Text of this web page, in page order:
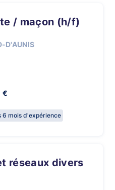
/ maçon (h/f)
D'AUNIS
€
6 mois d'expérience